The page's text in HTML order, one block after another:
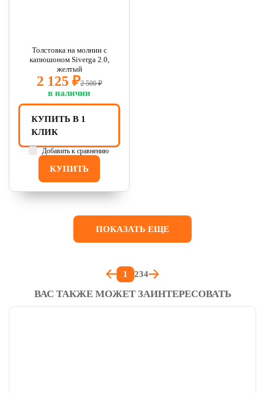
Толстовка на молнии с
капюшоном Siverga 2.0,
желтый
2 125 ₽2 500 ₽
в наличии
КУПИТЬ
КУПИТЬ В 1
КЛИК
Добавить к сравнению
ПОКАЗАТЬ ЕЩЕ
1 234
ВАС ТАКЖЕ МОЖЕТ ЗАИНТЕРЕСОВАТЬ